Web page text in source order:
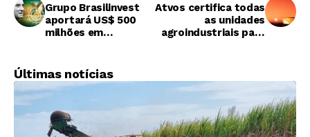
Grupo Brasilinvest
aportará US$ 500
milhões em
Batista
Atvos certifica todas
as unidades
agroindustriais para
Últimas notícias